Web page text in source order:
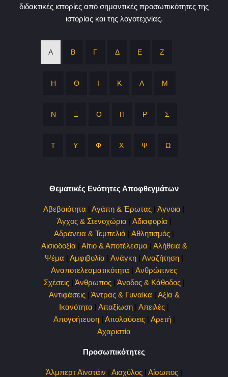
διδακτικές ιστορίες από σημαντικές προσωπικότητες της
ιστορίας και της λογοτεχνίας.
Α Β Γ Δ Ε Ζ
Η Θ Ι Κ Λ Μ
Ν Ξ Ο Π Ρ Σ
Τ Υ Φ Χ Ψ Ω
Θεματικές Ενότητες Αποφθεγμάτων
Αβεβαιότητα | Αγάπη & Έρωτας | Άγνοια |
Άγχος & Στενοχώρια | Αδιαφορία |
Αδράνεια & Τεμπελιά | Αθλητισμός |
Αισιοδοξία | Αίτιο & Αποτέλεσμα | Αλήθεια &
Ψέμα | Αμφιβολία | Ανάγκη | Αναζήτηση |
Αναποτελεσματικότητα | Ανθρώπινες
Σχέσεις| Άνθρωπος| Άνοδος & Κάθοδος|
Αντιφάσεις| Άντρας & Γυναίκα | Αξία &
Ικανότητα | Απαξίωση | Απειλές |
Απογοήτευση| Απολαύσεις| Αρετή|
Αχαριστία
Προσωπικότητες
Άλμπερτ Αϊνστάιν | Αισχύλος | Αίσωπος |